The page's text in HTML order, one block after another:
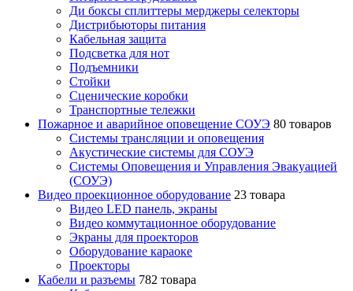
Ди боксы сплиттеры мерджеры селекторы
Дистрибьюторы питания
Кабельная защита
Подсветка для нот
Подъемники
Стойки
Сценические коробки
Транспортные тележки
Пожарное и аварийное оповещение СОУЭ 80 товаров
Cистемы трансляции и оповещения
Акустические системы для СОУЭ
Системы Оповещения и Управления Эвакуацией
(СОУЭ)
Видео проекционное оборудование 23 товара
Видео LED панель, экраны
Видео коммутационное оборудование
Экраны для проекторов
Оборудование караоке
Проекторы
Кабели и разъемы 782 товара